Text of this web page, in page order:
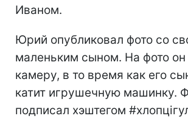
Иваном.
Юрий опубликовал фото со
маленьким сыном. На фото он
камеру, в то время как его
катит игрушечную машинку.
подписал хэштегом